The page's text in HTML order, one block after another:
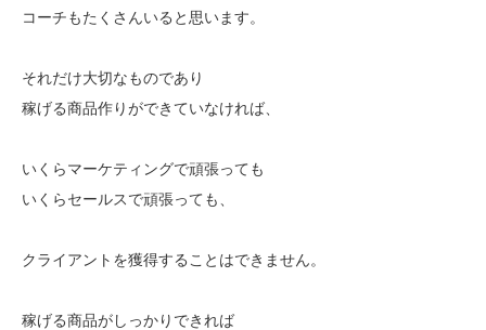
コーチもたくさんいると思います。
それだけ大切なものであり
稼げる商品作りができていなければ、
いくらマーケティングで頑張っても
いくらセールスで頑張っても、
クライアントを獲得することはできません。
稼げる商品がしっかりできれば